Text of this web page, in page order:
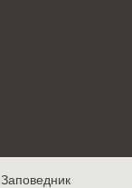
Заповедник